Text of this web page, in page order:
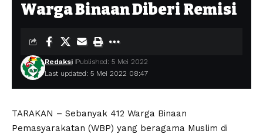
Warga Binaan Diberi Remisi
Last updated: 5 Mei 2022 08:47
Redaksi Published: 5 Mei 2022
TARAKAN – Sebanyak 412 Warga Binaan
Pemasyarakatan (WBP) yang beragama Muslim di